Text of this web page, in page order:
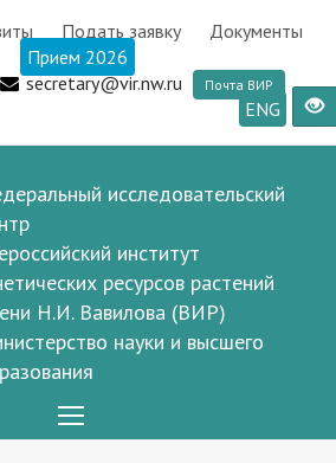
Подать заявку
Документы
Прием 2026
secretary@vir.nw.ru
Почта ВИР
ENG
исследовательский
институт
ресурсов растений
Н.И. Вавилова (ВИР)
науки и высшего